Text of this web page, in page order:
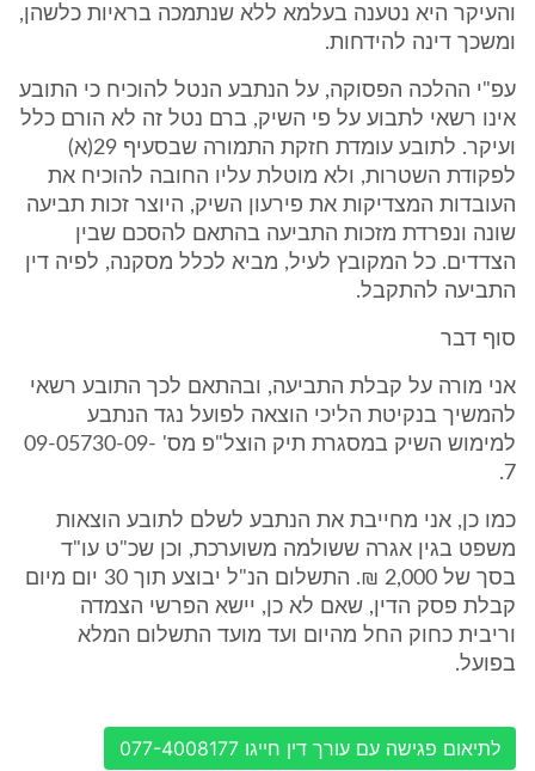
והעיקר היא נטענה בעלמא ללא שנתמכה בראיות כלשהן,
ומשכך דינה להידחות.
עפ"י ההלכה הפסוקה, על הנתבע הנטל להוכיח כי התובע
אינו רשאי לתבוע על פי השיק, ברם נטל זה לא הורם כלל
ועיקר. לתובע עומדת חזקת התמורה שבסעיף 29(א)
לפקודת השטרות, ולא מוטלת עליו החובה להוכיח את
העובדות המצדיקות את פירעון השיק, היוצר זכות תביעה
שונה ונפרדת מזכות התביעה בהתאם להסכם שבין
הצדדים. כל המקובץ לעיל, מביא לכלל מסקנה, לפיה דין
התביעה להתקבל.
סוף דבר
אני מורה על קבלת התביעה, ובהתאם לכך התובע רשאי
להמשיך בנקיטת הליכי הוצאה לפועל נגד הנתבע
למימוש השיק במסגרת תיק הוצל"פ מס' 09-05730-09-
7.
כמו כן, אני מחייבת את הנתבע לשלם לתובע הוצאות
משפט בגין אגרה ששולמה משוערכת, וכן שכ"ט עו"ד
בסך של 2,000 ₪. התשלום הנ"ל יבוצע תוך 30 יום מיום
קבלת פסק הדין, שאם לא כן, יישא הפרשי הצמדה
וריבית כחוק החל מהיום ועד מועד התשלום המלא
בפועל.
לתיאום פגישה עם עורך דין חייגו 077-4008177